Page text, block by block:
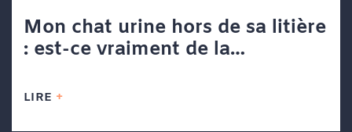
Mon chat urine hors de sa litière
: est-ce vraiment de la
LIRE